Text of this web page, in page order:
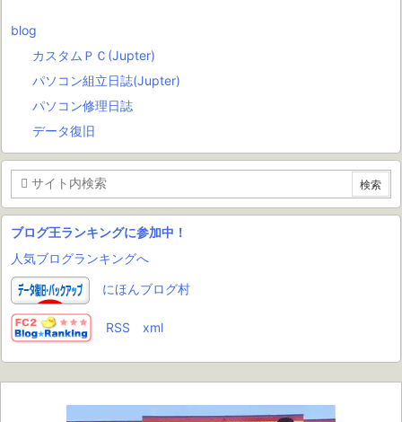
blog
カスタムＰＣ(Jupter)
パソコン組立日誌(Jupter)
パソコン修理日誌
データ復旧
ブログ王ランキングに参加中！
人気ブログランキングへ
にほんブログ村
RSS xml